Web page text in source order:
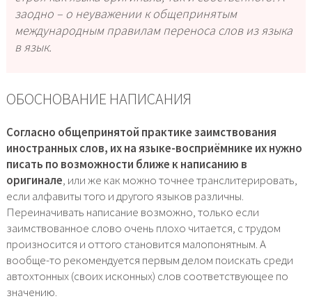
заодно – о неуважении к общепринятым
международным правилам переноса слов из языка
в язык.
ОБОСНОВАНИЕ НАПИСАНИЯ
Согласно общепринятой практике заимствования
иностранных слов, их на языке-восприёмнике их нужно
писать по возможности ближе к написанию в
оригинале, или же как можно точнее транслитерировать,
если алфавиты того и другого языков различны.
Переиначивать написание возможно, только если
заимствованное слово очень плохо читается, с трудом
произносится и оттого становится малопонятным. А
вообще-то рекомендуется первым делом поискать среди
автохтонных (своих исконных) слов соответствующее по
значению.